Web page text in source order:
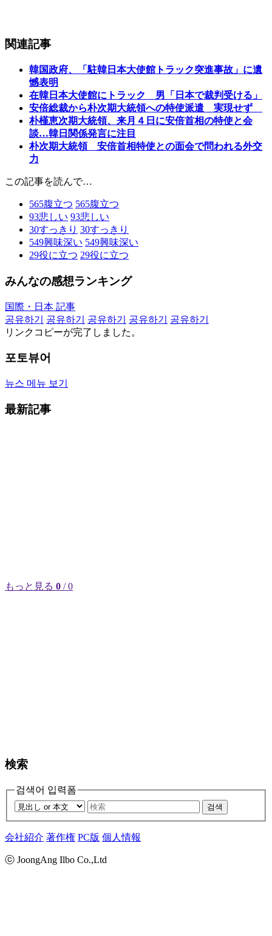
関連記事
韓国政府、「駐韓日本大使館トラック突進事故」に遺
憾表明
在韓日本大使館にトラック 男「日本で裁判受ける」
安倍総裁から朴次期大統領への特使派遣 実現せず
朴槿恵次期大統領、来月４日に安倍首相の特使と会
談…韓日関係発言に注目
朴次期大統領 安倍首相特使との面会で問われる外交
力
この記事を読んで…
565腹立つ 565腹立つ
93悲しい 93悲しい
30すっきり 30すっきり
549興味深い 549興味深い
29役に立つ 29役に立つ
みんなの感想ランキング
国際・日本 記事
공유하기
공유하기 공유하기 공유하기
공유하기
リンクコピーが完了しました。
포토뷰어
뉴스 메뉴 보기
最新記事
もっと見る 0 / 0
検索
검색어 입력폼
검색
会社紹介 著作権 PC版 個人情報
ⓒ JoongAng Ilbo Co.,Ltd